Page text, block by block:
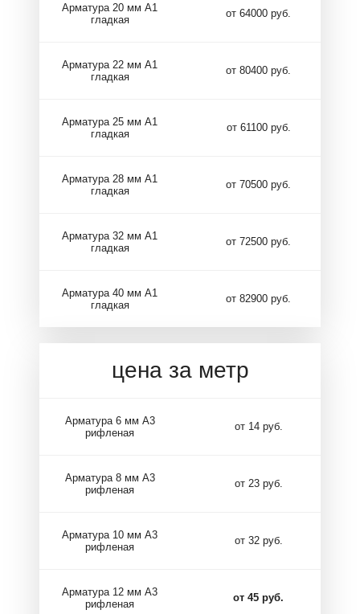
Арматура 20 мм А1
гладкая
от 64000 руб.
Арматура 22 мм А1
гладкая
от 80400 руб.
Арматура 25 мм А1
гладкая
от 61100 руб.
Арматура 28 мм А1
гладкая
от 70500 руб.
Арматура 32 мм А1
гладкая
от 72500 руб.
Арматура 40 мм А1
гладкая
от 82900 руб.
цена за метр
Арматура 6 мм А3
рифленая
от 14 руб.
Арматура 8 мм А3
рифленая
от 23 руб.
Арматура 10 мм А3
рифленая
от 32 руб.
Арматура 12 мм А3
рифленая
от 45 руб.